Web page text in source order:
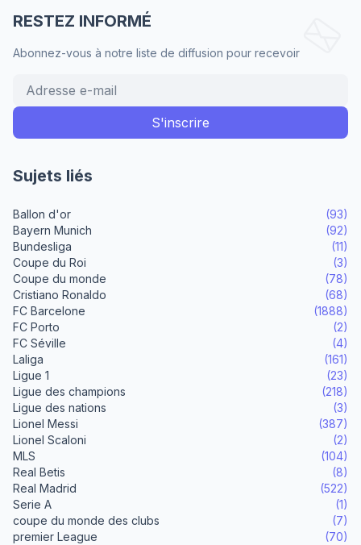
RESTEZ INFORMÉ
Abonnez-vous à notre liste de diffusion pour recevoir
Sujets liés
Ballon d'or
(93)
Bayern Munich
(92)
Bundesliga
(11)
Coupe du Roi
(3)
Coupe du monde
(78)
Cristiano Ronaldo
(68)
FC Barcelone
(1888)
FC Porto
(2)
FC Séville
(4)
Laliga
(161)
Ligue 1
(23)
Ligue des champions
(218)
Ligue des nations
(3)
Lionel Messi
(387)
Lionel Scaloni
(2)
MLS
(104)
Real Betis
(8)
Real Madrid
(522)
Serie A
(1)
coupe du monde des clubs
(7)
premier League
(70)